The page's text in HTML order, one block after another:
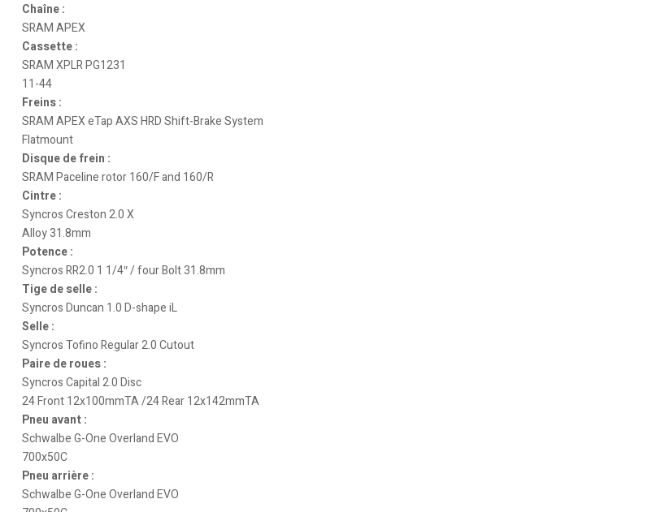
Chaîne :
SRAM APEX
Cassette :
SRAM XPLR PG1231
11-44
Freins :
SRAM APEX eTap AXS HRD Shift-Brake System
Flatmount
Disque de frein :
SRAM Paceline rotor 160/F and 160/R
Cintre :
Syncros Creston 2.0 X
Alloy 31.8mm
Potence :
Syncros RR2.0 1 1/4″ / four Bolt 31.8mm
Tige de selle :
Syncros Duncan 1.0 D-shape iL
Selle :
Syncros Tofino Regular 2.0 Cutout
Paire de roues :
Syncros Capital 2.0 Disc
24 Front 12x100mmTA /24 Rear 12x142mmTA
Pneu avant :
Schwalbe G-One Overland EVO
700x50C
Pneu arrière :
Schwalbe G-One Overland EVO